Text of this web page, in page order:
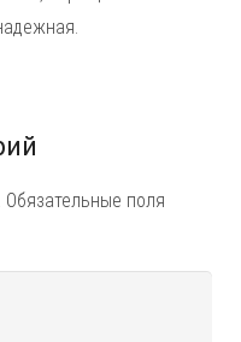
Обязательные поля